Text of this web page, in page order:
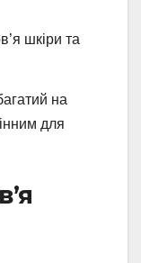
шкіри та
на
для